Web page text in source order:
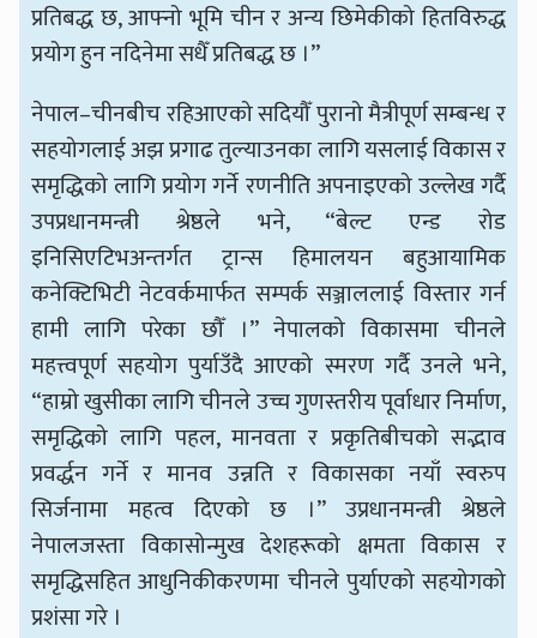
प्रतिबद्ध छ, आफ्नो भूमि चीन र अन्य छिमेकीको हितविरुद्ध
प्रयोग हुन नदिनेमा सधैँ प्रतिबद्ध छ ।”
नेपाल–चीनबीच रहिआएको सदियौँ पुरानो मैत्रीपूर्ण सम्बन्ध र
सहयोगलाई अझ प्रगाढ तुल्याउनका लागि यसलाई विकास र
समृद्धिको लागि प्रयोग गर्ने रणनीति अपनाइएको उल्लेख गर्दै
उपप्रधानमन्त्री श्रेष्ठले भने, “बेल्ट एन्ड रोड
इनिसिएटिभअन्तर्गत ट्रान्स हिमालयन बहुआयामिक
कनेक्टिभिटी नेटवर्कमार्फत सम्पर्क सञ्जाललाई विस्तार गर्न
हामी लागि परेका छौँ ।” नेपालको विकासमा चीनले
महत्त्वपूर्ण सहयोग पुर्याउँदै आएको स्मरण गर्दै उनले भने,
“हाम्रो खुसीका लागि चीनले उच्च गुणस्तरीय पूर्वाधार निर्माण,
समृद्धिको लागि पहल, मानवता र प्रकृतिबीचको सद्भाव
प्रवर्द्धन गर्ने र मानव उन्नति र विकासका नयाँ स्वरुप
सिर्जनामा महत्व दिएको छ ।” उप्रधानमन्त्री श्रेष्ठले
नेपालजस्ता विकासोन्मुख देशहरूको क्षमता विकास र
समृद्धिसहित आधुनिकीकरणमा चीनले पुर्याएको सहयोगको
प्रशंसा गरे ।